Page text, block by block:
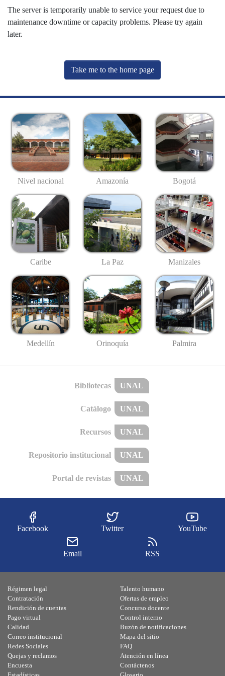
The server is temporarily unable to service your request due to
maintenance downtime or capacity problems. Please try again
later.
Take me to the home page
Nivel nacional Amazonía Bogotá
Caribe La Paz Manizales
Medellín Orinoquía Palmira
Bibliotecas UNAL
Catálogo UNAL
Recursos UNAL
Repositorio institucional UNAL
Portal de revistas UNAL
Facebook Twitter YouTube
Email RSS
Régimen legal
Contratación
Rendición de cuentas
Pago virtual
Calidad
Talento humano
Ofertas de empleo
Concurso docente
Control interno
Buzón de notificaciones
Correo institucional
Redes Sociales
Quejas y reclamos
Encuesta
Mapa del sitio
FAQ
Atención en línea
Contáctenos